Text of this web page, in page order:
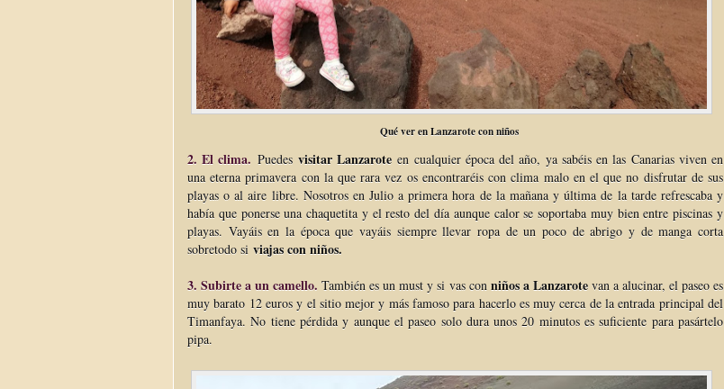
Qué ver en Lanzarote con niños
2. El clima. Puedes visitar Lanzarote en cualquier época del año, ya sabéis en las Canarias viven en
una eterna primavera con la que rara vez os encontraréis con clima malo en el que no disfrutar de sus
playas o al aire libre. Nosotros en Julio a primera hora de la mañana y última de la tarde refrescaba y
había que ponerse una chaquetita y el resto del día aunque calor se soportaba muy bien entre piscinas y
playas. Vayáis en la época que vayáis siempre llevar ropa de un poco de abrigo y de manga corta
sobretodo si viajas con niños.
3. Subirte a un camello.También es un must y si vas con niños a Lanzarotevan a alucinar, el paseo es
muy barato 12 euros y el sitio mejor y más famoso para hacerlo es muy cerca de la entrada principal del
Timanfaya. No tiene pérdida y aunque el paseo solo dura unos 20 minutos es suficiente para pasártelo
pipa.